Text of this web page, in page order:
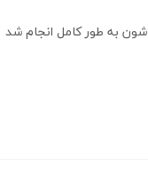
به طور کامل انجام شد